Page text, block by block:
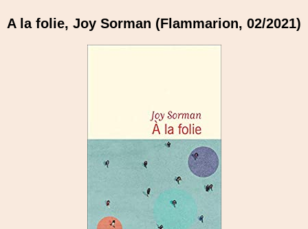
A la folie, Joy Sorman (Flammarion, 02/2021)